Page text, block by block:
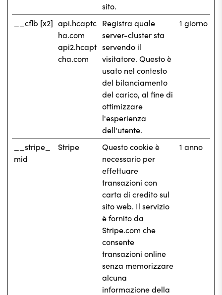
sito.
__cflb [x2] api.hcaptc
ha.com
api2.hcapt
cha.com
Registra quale
server-cluster sta
servendo il
visitatore. Questo è
usato nel contesto
del bilanciamento
del carico, al fine di
ottimizzare
l'esperienza
dell'utente.
1 giorno
__stripe_
mid
Stripe
Questo cookie è
necessario per
effettuare
transazioni con
carta di credito sul
sito web. Il servizio
è fornito da
Stripe.com che
consente
transazioni online
senza memorizzare
alcuna
informazione della
1 anno